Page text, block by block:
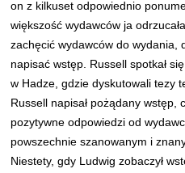
on z kilkuset odpowiednio
większość wydawców ja
zachęcić wydawców do wydania,
napisać wstęp. Russell spotkał
w Hadze, gdzie dyskutowali tezy
Russell napisał pożądany wstęp,
pozytywne odpowiedzi od
powszechnie szanowanym i
Niestety, gdy Ludwig zobaczył